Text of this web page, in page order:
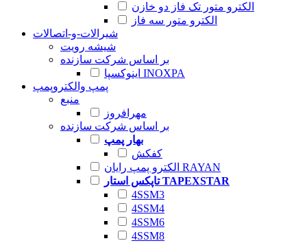
الکترو متور تک فاز دو خازن
الکترو متور سه فاز
شیرالات-و-اتصالات
شیشه رویت
بر اساس شرکت سازنده
اینوکسپا INOXPA
پمپ والکتروپمپ
منبع
مهرافروز
بر اساس شرکت سازنده
بهار پمپ
کفکش
الکترو پمپ رایان RAYAN
تاپکس استار TAPEXSTAR
4SSM3
4SSM4
4SSM6
4SSM8